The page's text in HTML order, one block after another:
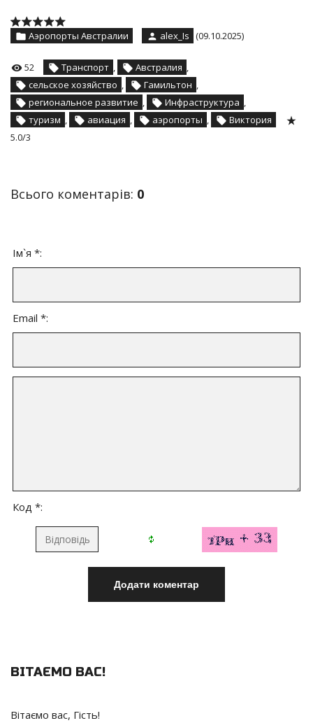
Аэропорты Австралии alex_Is (09.10.2025)
52 Транспорт , Австралия ,
сельское хозяйство , Гамильтон ,
региональное развитие , Инфраструктура ,
туризм , авиация , аэропорты ,
Виктория
5.0/3
Всього коментарів: 0
Ім`я *:
Email *:
Код *:
ВІТАЄМО ВАС!
Вітаємо вас, Гість!